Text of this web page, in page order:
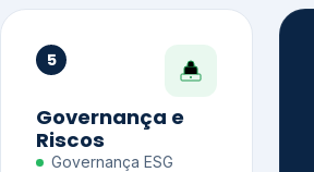
5
Governança e
Riscos
Governança ESG